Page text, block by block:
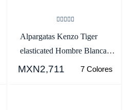
Alpargatas Kenzo Tiger
elasticated Hombre Blancas -
SKU.9988016
MXN2,711 7 Colores